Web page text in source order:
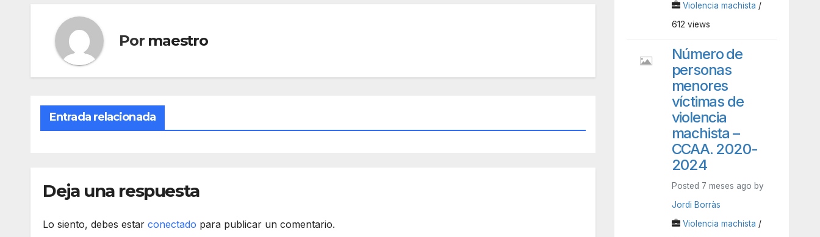
Por maestro
Entrada relacionada
Deja una respuesta
Lo siento, debes estar conectado para publicar un comentario.
Violencia machista /
612 views
Número de
personas
menores
víctimas de
violencia
machista –
CCAA. 2020-
2024
Posted 7 meses ago by
Jordi Borràs
Violencia machista /